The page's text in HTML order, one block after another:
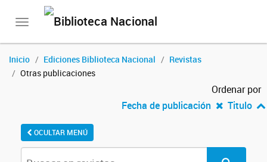
Toggle
Inicio Ediciones Biblioteca Nacional
Revistas
Otras publicaciones
Ordenar por
Fecha de publicación
Titulo
OCULTAR MENÚ